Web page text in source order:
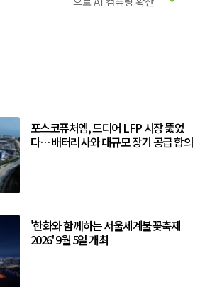
포스코퓨처엠, 드디어 LFP 시장 뚫었
다… 배터리사와 대규모 장기 공급 합의
'한화와 함께하는 서울세계불꽃축제
2026' 9월 5일 개최